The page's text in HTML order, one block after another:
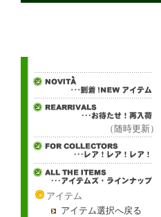
（随時更新）
アイテム
アイテム選択へ戻る